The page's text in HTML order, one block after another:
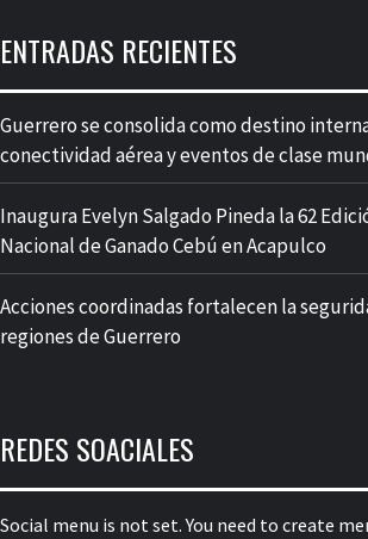
ENTRADAS RECIENTES
Guerrero se consolida como destino
conectividad aérea y eventos de clase
Inaugura Evelyn Salgado Pineda la 62
Nacional de Ganado Cebú en Acapulco
Acciones coordinadas fortalecen la
regiones de Guerrero
REDES SOACIALES
Social menu is not set. You need to create